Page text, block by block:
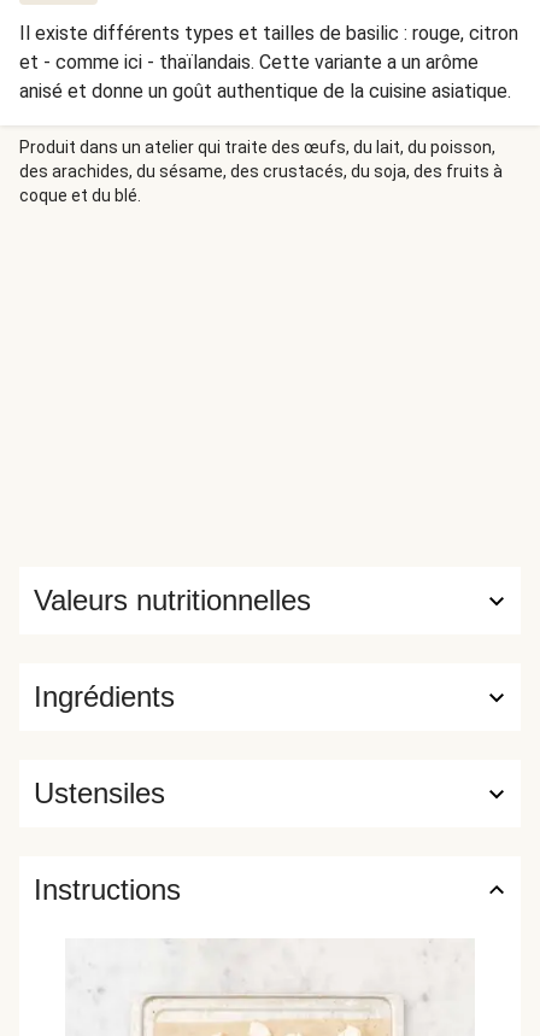
Il existe différents types et tailles de basilic : rouge, citron
et - comme ici - thaïlandais. Cette variante a un arôme
anisé et donne un goût authentique de la cuisine asiatique.
Produit dans un atelier qui traite des œufs, du lait, du poisson,
des arachides, du sésame, des crustacés, du soja, des fruits à
coque et du blé.
Ingrédients
Valeurs nutritionnelles
Ustensiles
Instructions